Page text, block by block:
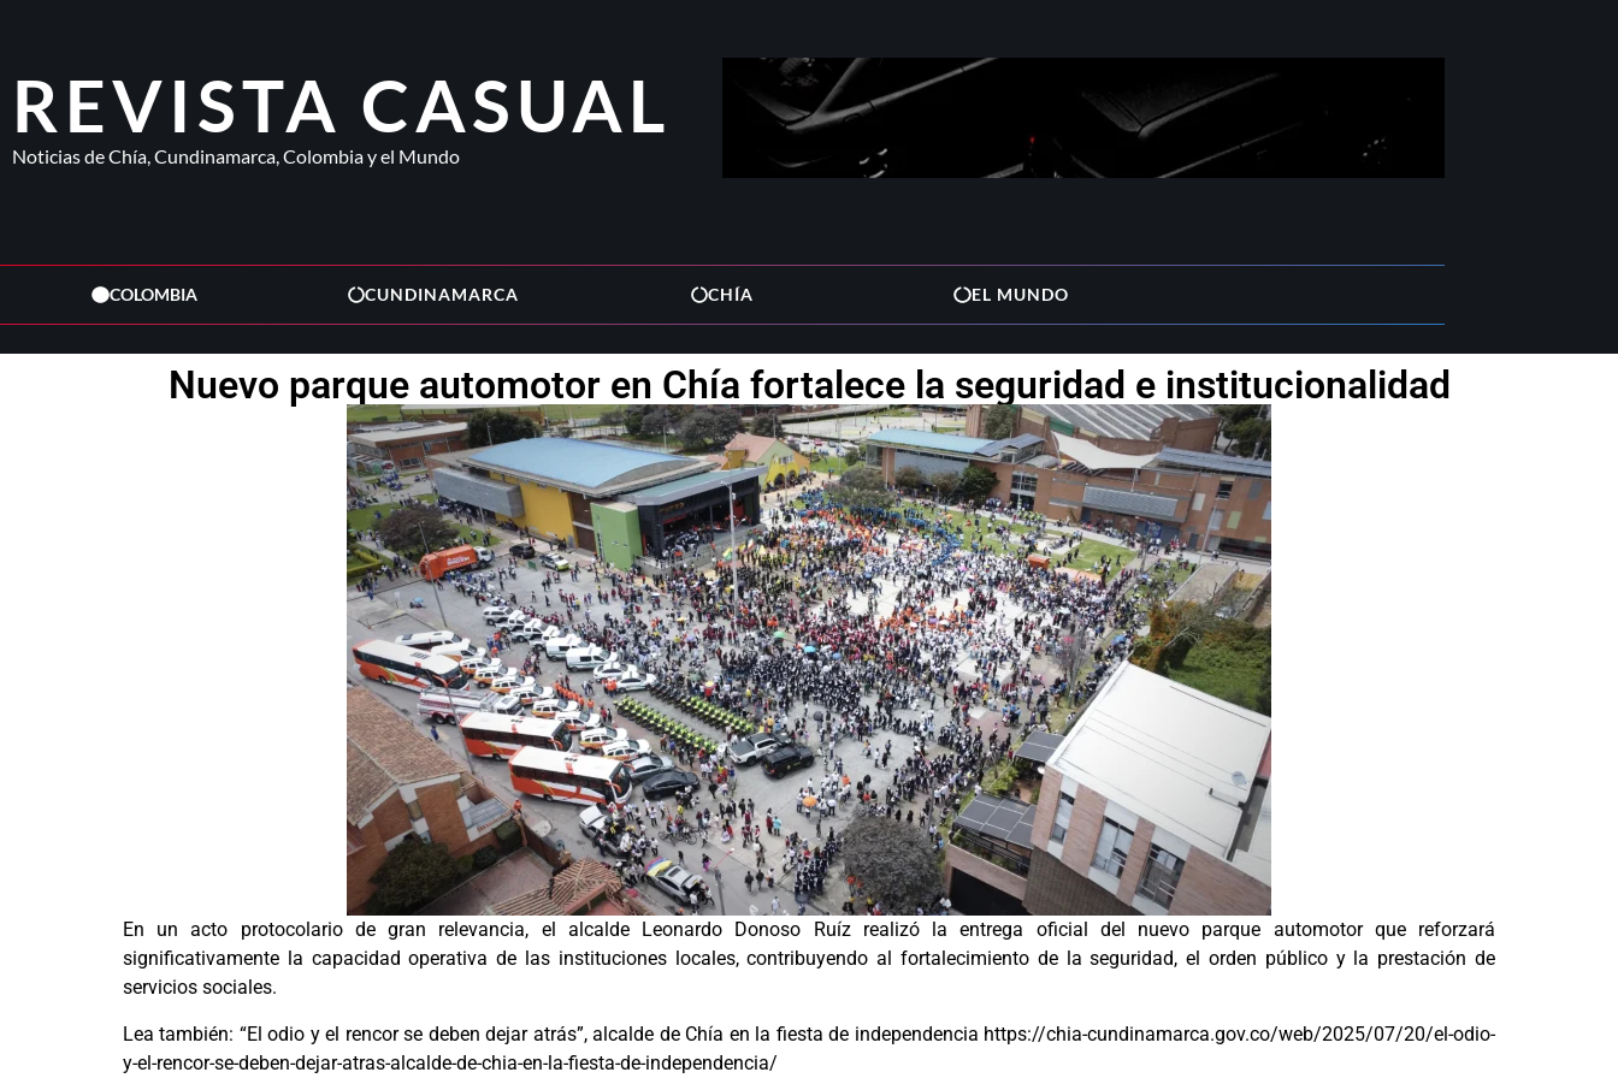
REVISTA CASUAL
Noticias de Chía, Cundinamarca, Colombia y el Mundo
COLOMBIA CUNDINAMARCA CHÍA EL MUNDO
Nuevo parque automotor en Chía fortalece la seguridad e institucionalidad
En un acto protocolario de gran relevancia, el alcalde Leonardo Donoso Ruíz realizó la entrega oficial del nuevo parque automotor que reforzará
significativamente la capacidad operativa de las instituciones locales, contribuyendo al fortalecimiento de la seguridad, el orden público y la prestación de
servicios sociales.
Lea también: “El odio y el rencor se deben dejar atrás”, alcalde de Chía en la fiesta de independencia https://chia-cundinamarca.gov.co/web/2025/07/20/el-odio-
y-el-rencor-se-deben-dejar-atras-alcalde-de-chia-en-la-fiesta-de-independencia/